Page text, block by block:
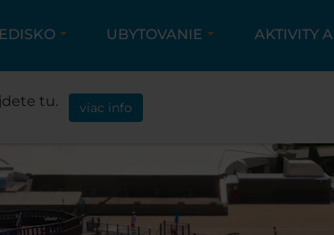
UBYTOVANIE AKTIVITY
tu. viac info